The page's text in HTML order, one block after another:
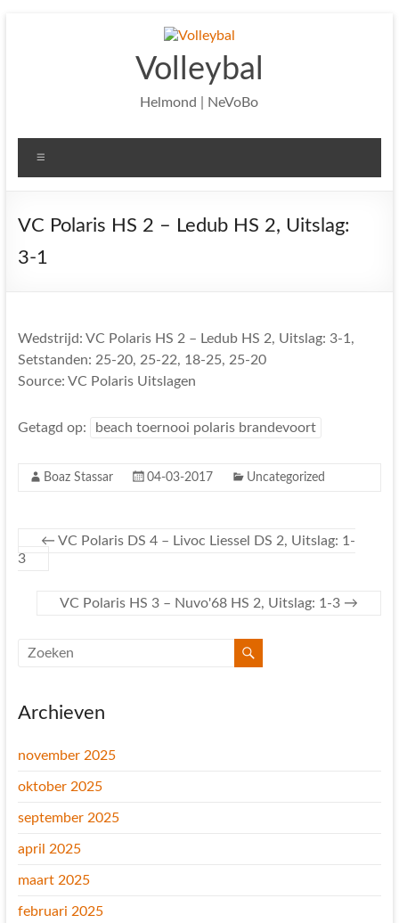
Volleybal
Helmond | NeVoBo
VC Polaris HS 2 – Ledub HS 2, Uitslag:
3-1
Wedstrijd: VC Polaris HS 2 – Ledub HS 2, Uitslag: 3-1,
Setstanden: 25-20, 25-22, 18-25, 25-20
Source: VC Polaris Uitslagen
Getagd op: beach toernooi polaris brandevoort
Boaz Stassar 04-03-2017 Uncategorized
← VC Polaris DS 4 – Livoc Liessel DS 2, Uitslag: 1-
3
VC Polaris HS 3 – Nuvo'68 HS 2, Uitslag: 1-3 →
Archieven
november 2025
oktober 2025
september 2025
april 2025
maart 2025
februari 2025